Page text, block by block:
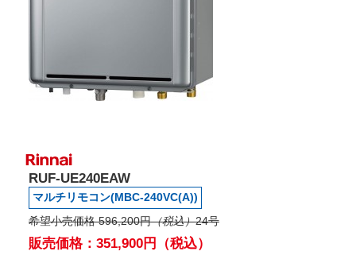
RUF-UE240EAW
マルチリモコン(MBC-240VC(A))
希望小売価格 596,200円（税込）24号
販売価格：351,900円（税込）